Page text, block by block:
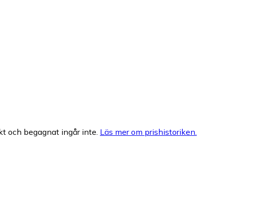
och begagnat ingår inte. Läs mer om prishistoriken.